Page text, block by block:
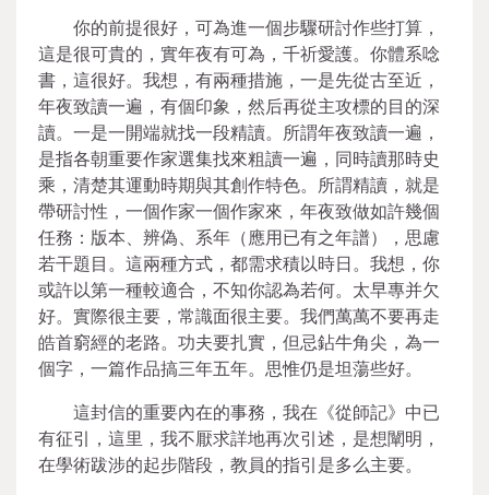
你的前提很好，可為進一個步驟研討作些打算，
這是很可貴的，實年夜有可為，千祈愛護。你體系唸
書，這很好。我想，有兩種措施，一是先從古至近，
年夜致讀一遍，有個印象，然后再從主攻標的目的深
讀。一是一開端就找一段精讀。所謂年夜致讀一遍，
是指各朝重要作家選集找來粗讀一遍，同時讀那時史
乘，清楚其運動時期與其創作特色。所謂精讀，就是
帶研討性，一個作家一個作家來，年夜致做如許幾個
任務：版本、辨偽、系年（應用已有之年譜），思慮
若干題目。這兩種方式，都需求積以時日。我想，你
或許以第一種較適合，不知你認為若何。太早專并欠
好。實際很主要，常識面很主要。我們萬萬不要再走
皓首窮經的老路。功夫要扎實，但忌鉆牛角尖，為一
個字，一篇作品搞三年五年。思惟仍是坦蕩些好。
這封信的重要內在的事務，我在《從師記》中已
有征引，這里，我不厭求詳地再次引述，是想闡明，
在學術跋涉的起步階段，教員的指引是多么主要。